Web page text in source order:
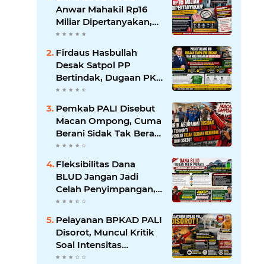
Anwar Mahakil Rp16
Miliar Dipertanyakan,
Publik Desak
Transparansi dan
Pengawasan
Diperketat
Firdaus Hasbullah
Desak Satpol PP
Bertindak, Dugaan PKS
Tanpa Izin Lengkap di
Talang Ubi Tak Boleh
Dibiarkan Beroperasi
Pemkab PALI Disebut
Macan Ompong, Cuma
Berani Sidak Tak Berani
Menindak Perusahaan
Tak Berizin
Fleksibilitas Dana
BLUD Jangan Jadi
Celah Penyimpangan,
RSUD Anwar Mahakil
Dituntut Transparan.
Pelayanan BPKAD PALI
Disorot, Muncul Kritik
Soal Intensitas
Perjalanan Dinas